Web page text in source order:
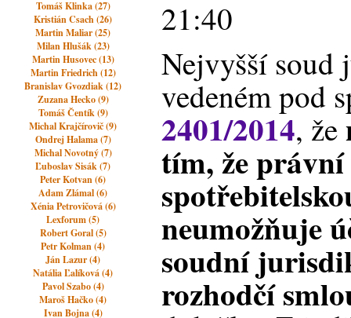
Tomáš Klinka (27)
Kristián Csach (26)
Martin Maliar (25)
Milan Hlušák (23)
Martin Husovec (13)
Martin Friedrich (12)
Branislav Gvozdiak (12)
Zuzana Hecko (9)
Tomáš Čentík (9)
Michal Krajčírovič (9)
Ondrej Halama (7)
Michal Novotný (7)
Ľuboslav Sisák (7)
Peter Kotvan (6)
Adam Zlámal (6)
Xénia Petrovičová (6)
Lexforum (5)
Robert Goral (5)
Petr Kolman (4)
Ján Lazur (4)
Natália Ľalíková (4)
Pavol Szabo (4)
Maroš Hačko (4)
Ivan Bojna (4)
21:40
Nejvyšší soud
vedeném pod
2401/2014, že
tím, že
neumožňuje
soudní
rozhodčí